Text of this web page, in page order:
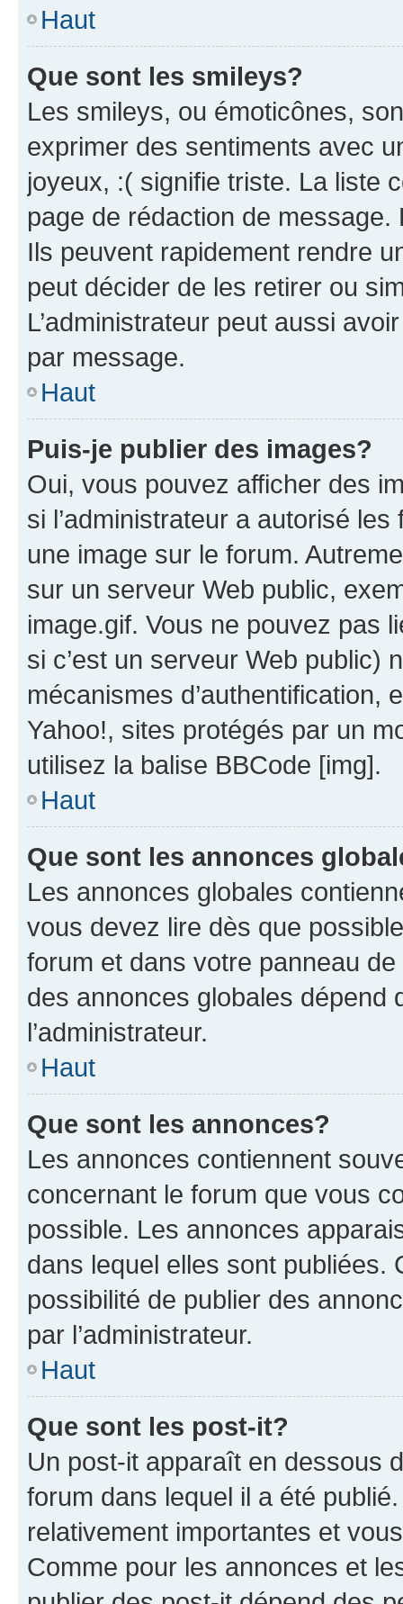
Haut
Que sont les smileys?
Les smileys, ou émoticônes,
exprimer des sentiments avec
joyeux, :( signifie triste. La liste
page de rédaction de
Ils peuvent rapidement rendre
peut décider de les retirer ou
L’administrateur peut aussi
par message.
Haut
Puis-je publier des images?
Oui, vous pouvez afficher des
si l’administrateur a autorisé
une image sur le forum.
sur un serveur Web public,
image.gif. Vous ne pouvez pas
si c’est un serveur Web public)
mécanismes d’authentification,
Yahoo!, sites protégés par un
utilisez la balise BBCode [img].
Haut
Que sont les annonces
Les annonces globales
vous devez lire dès que
forum et dans votre panneau
des annonces globales dépend
l’administrateur.
Haut
Que sont les annonces?
Les annonces contiennent
concernant le forum que vous
possible. Les annonces
dans lequel elles sont publiées.
possibilité de publier des
par l’administrateur.
Haut
Que sont les post-it?
Un post-it apparaît en dessous
forum dans lequel il a été
relativement importantes et
Comme pour les annonces et